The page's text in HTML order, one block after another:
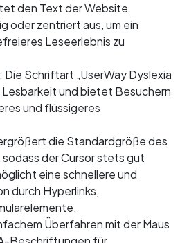
den Text der Website
oder zentriert aus, um ein
Leseerlebnis zu
Schriftart „UserWay Dyslexia
und bietet Besuchern
und flüssigeres
die Standardgröße des
der Cursor stets gut
eine schnellere und
durch Hyperlinks,
Überfahren mit der Maus